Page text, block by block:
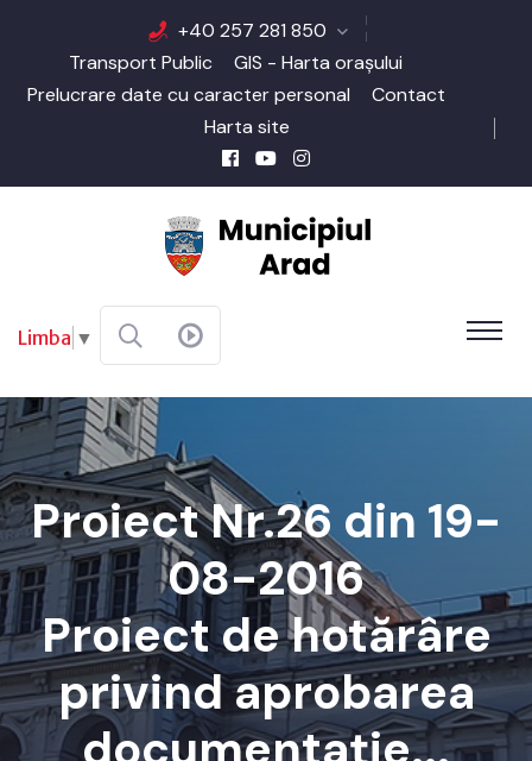
+40 257 281 850
Transport Public
GIS - Harta orașului
Prelucrare date cu caracter personal
Contact
Harta site
Limba ▼
Proiect Nr.26 din 19-
08-2016
Proiect de hotărâre
privind aprobarea
documentaţie...